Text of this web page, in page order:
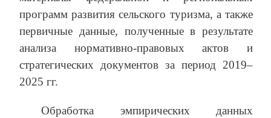
программ развития сельского туризма, а также
первичные данные, полученные в результате
анализа нормативно-правовых актов и
стратегических документов за период 2019–
2025 гг.
Обработка эмпирических данных